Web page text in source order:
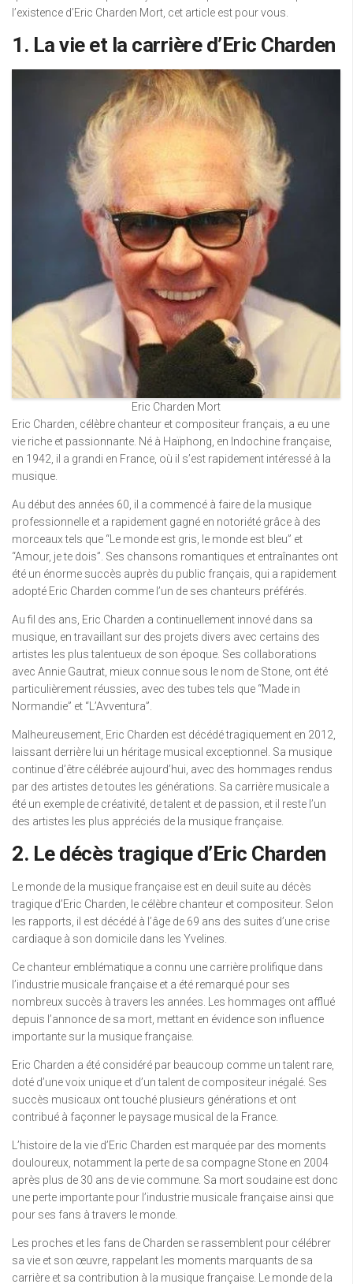
l’existence d’Eric Charden Mort, cet article est pour vous.
1. La vie et la carrière d’Eric Charden
Eric Charden Mort
Eric Charden, célèbre chanteur et compositeur français, a eu une
vie riche et passionnante. Né à Haïphong, en Indochine française,
en 1942, il a grandi en France, où il s’est rapidement intéressé à la
musique.
Au début des années 60, il a commencé à faire de la musique
professionnelle et a rapidement gagné en notoriété grâce à des
morceaux tels que “Le monde est gris, le monde est bleu” et
“Amour, je te dois”. Ses chansons romantiques et entraînantes ont
été un énorme succès auprès du public français, qui a rapidement
adopté Eric Charden comme l’un de ses chanteurs préférés.
Au fil des ans, Eric Charden a continuellement innové dans sa
musique, en travaillant sur des projets divers avec certains des
artistes les plus talentueux de son époque. Ses collaborations
avec Annie Gautrat, mieux connue sous le nom de Stone, ont été
particulièrement réussies, avec des tubes tels que “Made in
Normandie” et “L’Avventura”.
Malheureusement, Eric Charden est décédé tragiquement en 2012,
laissant derrière lui un héritage musical exceptionnel. Sa musique
continue d’être célébrée aujourd’hui, avec des hommages rendus
par des artistes de toutes les générations. Sa carrière musicale a
été un exemple de créativité, de talent et de passion, et il reste l’un
des artistes les plus appréciés de la musique française.
2. Le décès tragique d’Eric Charden
Le monde de la musique française est en deuil suite au décès
tragique d’Eric Charden, le célèbre chanteur et compositeur. Selon
les rapports, il est décédé à l’âge de 69 ans des suites d’une crise
cardiaque à son domicile dans les Yvelines.
Ce chanteur emblématique a connu une carrière prolifique dans
l’industrie musicale française et a été remarqué pour ses
nombreux succès à travers les années. Les hommages ont afflué
depuis l’annonce de sa mort, mettant en évidence son influence
importante sur la musique française.
Eric Charden a été considéré par beaucoup comme un talent rare,
doté d’une voix unique et d’un talent de compositeur inégalé. Ses
succès musicaux ont touché plusieurs générations et ont
contribué à façonner le paysage musical de la France.
L’histoire de la vie d’Eric Charden est marquée par des moments
douloureux, notamment la perte de sa compagne Stone en 2004
après plus de 30 ans de vie commune. Sa mort soudaine est donc
une perte importante pour l’industrie musicale française ainsi que
pour ses fans à travers le monde.
Les proches et les fans de Charden se rassemblent pour célébrer
sa vie et son œuvre, rappelant les moments marquants de sa
carrière et sa contribution à la musique française. Le monde de la